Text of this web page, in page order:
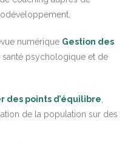
numérique Gestion des
santé psychologique et de
des points d’équilibre
de la population sur des